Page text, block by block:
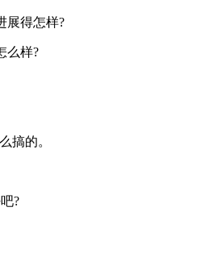
展得怎样?
么样?
搞的。
?